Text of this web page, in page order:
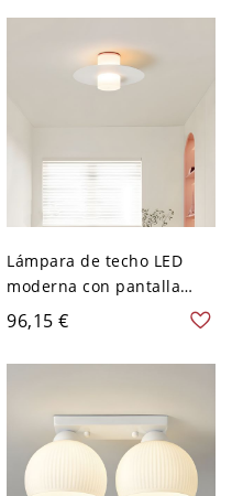
blanco - 110 A 120 V
Lámpara de techo LED
moderna con pantalla
acrílica blanca - Blanco
96,15 €